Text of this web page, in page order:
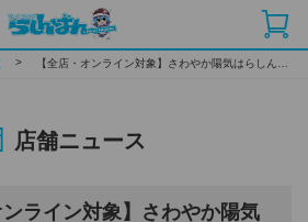
【全店・オンライン対象】さわやか陽気はらしんばんへ！ 初夏のわくわくプレゼントキャンペーン開催！
店舗ニュース
ンライン対象】さわやか陽気